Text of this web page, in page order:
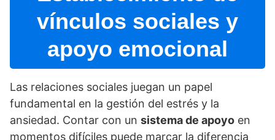
ví­nculos sociales y
apoyo emocional
Las relaciones sociales juegan un papel
fundamental en la gestión del estrés y la
ansiedad. Contar con un sistema de apoyo en
momentos difí­ciles puede marcar la diferencia